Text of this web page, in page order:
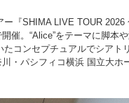
『SHIMA LIVE TOUR 2026
催。“Alice”をテーマに脚本
コンセプチュアルでシアト
・パシフィコ横浜 国立大ホ